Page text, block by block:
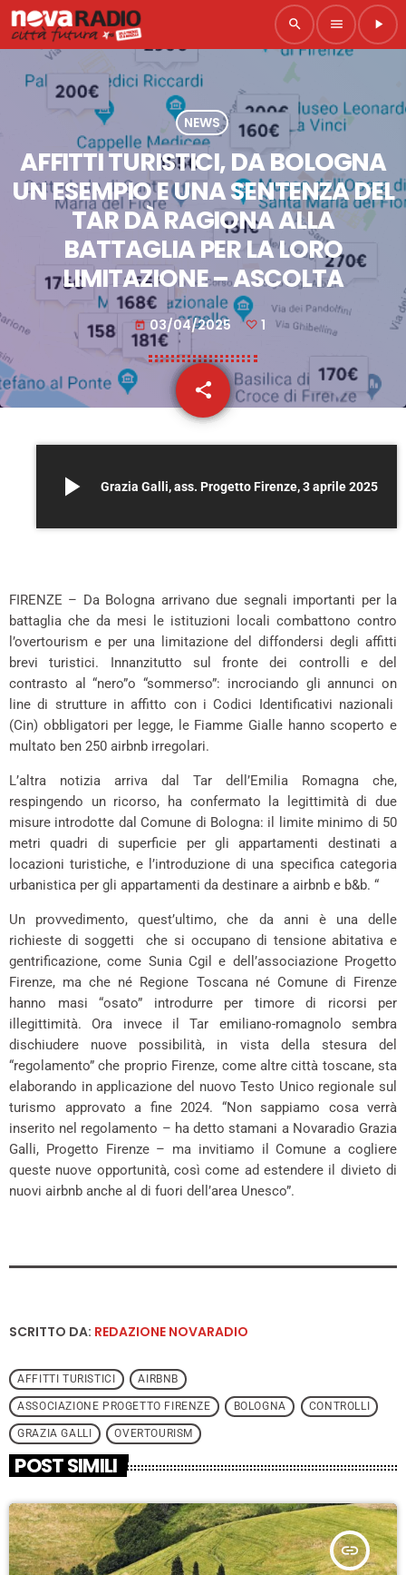
search menu play_arrow
NEWS
AFFITTI TURISTICI, DA BOLOGNA
UN ESEMPIO E UNA SENTENZA DEL
TAR DÀ RAGIONA ALLA
BATTAGLIA PER LA LORO
LIMITAZIONE – ASCOLTA
today 03/04/2025 1
share
email
play_arrow Grazia Galli, ass. Progetto Firenze, 3 aprile 2025
FIRENZE – Da Bologna arrivano due segnali importanti per la
battaglia che da mesi le istituzioni locali combattono contro
l’overtourism e per una limitazione del diffondersi degli affitti
brevi turistici. Innanzitutto sul fronte dei controlli e del
contrasto al “nero”o “sommerso”: incrociando gli annunci on
line di strutture in affitto con i Codici Identificativi nazionali
(Cin) obbligatori per legge, le Fiamme Gialle hanno scoperto e
multato ben 250 airbnb irregolari.
L’altra notizia arriva dal Tar dell’Emilia Romagna che,
respingendo un ricorso, ha confermato la legittimità di due
misure introdotte dal Comune di Bologna: il limite minimo di 50
metri quadri di superficie per gli appartamenti destinati a
locazioni turistiche, e l’introduzione di una specifica categoria
urbanistica per gli appartamenti da destinare a airbnb e b&b. “
Un provvedimento, quest’ultimo, che da anni è una delle
richieste di soggetti che si occupano di tensione abitativa e
gentrificazione, come Sunia Cgil e dell’associazione Progetto
Firenze, ma che né Regione Toscana né Comune di Firenze
hanno masi “osato” introdurre per timore di ricorsi per
illegittimità. Ora invece il Tar emiliano-romagnolo sembra
dischiudere nuove possibilità, in vista della stesura del
“regolamento” che proprio Firenze, come altre città toscane, sta
elaborando in applicazione del nuovo Testo Unico regionale sul
turismo approvato a fine 2024. “Non sappiamo cosa verrà
inserito nel regolamento – ha detto stamani a Novaradio Grazia
Galli, Progetto Firenze – ma invitiamo il Comune a cogliere
queste nuove opportunità, così come ad estendere il divieto di
nuovi airbnb anche al di fuori dell’area Unesco”.
SCRITTO DA: REDAZIONE NOVARADIO
AFFITTI TURISTICI AIRBNB
ASSOCIAZIONE PROGETTO FIRENZE BOLOGNA CONTROLLI
GRAZIA GALLI OVERTOURISM
POST SIMILI
insert_link